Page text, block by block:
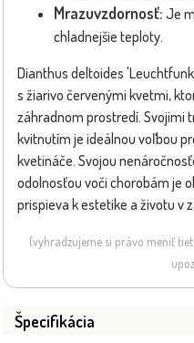
Mrazuvzdornosť: Je
chladnejšie teploty.
Dianthus deltoides
s žiarivo červenými kvetmi,
záhradnom prostredí. Svojimi
kvitnutím je ideálnou voľbou
kvetináče. Svojou
odolnosťou voči chorobám je
prispieva k estetike a životu v
(vyhradzujeme si právo meniť
Špecifikácia